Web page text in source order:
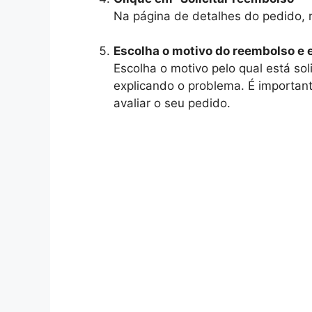
Na página de detalhes do pedido,
Escolha o motivo do reembolso e
Escolha o motivo pelo qual está
explicando o problema. É
avaliar o seu pedido.